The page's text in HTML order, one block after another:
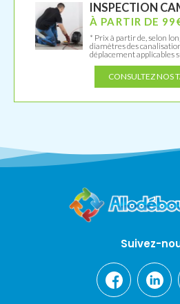
INSPECTION
À PARTIR DE
* Prix à partir de, selon
diamètres des
déplacement applicables
CONSULTEZ NOS
Suivez-